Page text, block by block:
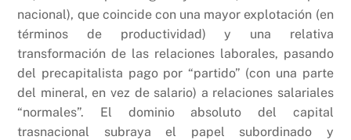
nacional), que coincide con una mayor explotación (en
términos de productividad) y una relativa
transformación de las relaciones laborales, pasando
del precapitalista pago por “partido” (con una parte
del mineral, en vez de salario) a relaciones salariales
“normales”. El dominio absoluto del capital
trasnacional subraya el papel subordinado y